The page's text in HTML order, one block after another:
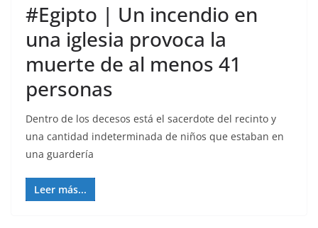
#Egipto | Un incendio en
una iglesia provoca la
muerte de al menos 41
personas
Dentro de los decesos está el sacerdote del recinto y
una cantidad indeterminada de niños que estaban en
una guardería
Leer más...